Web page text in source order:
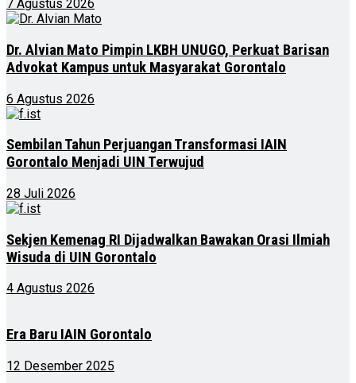
7 Agustus 2026
Dr. Alvian Mato Pimpin LKBH UNUGO, Perkuat Barisan
Advokat Kampus untuk Masyarakat Gorontalo
6 Agustus 2026
Sembilan Tahun Perjuangan Transformasi IAIN
Gorontalo Menjadi UIN Terwujud
28 Juli 2026
Sekjen Kemenag RI Dijadwalkan Bawakan Orasi Ilmiah
Wisuda di UIN Gorontalo
4 Agustus 2026
Era Baru IAIN Gorontalo
12 Desember 2025